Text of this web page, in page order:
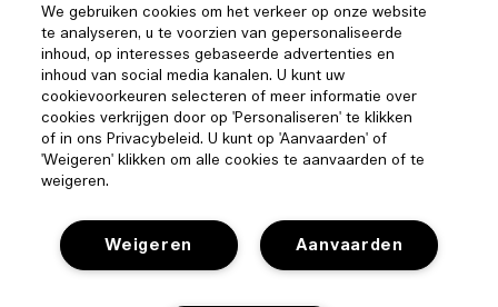
We gebruiken cookies om het verkeer op onze website
te analyseren, u te voorzien van gepersonaliseerde
inhoud, op interesses gebaseerde advertenties en
inhoud van social media kanalen. U kunt uw
cookievoorkeuren selecteren of meer informatie over
cookies verkrijgen door op 'Personaliseren' te klikken
of in ons Privacybeleid. U kunt op 'Aanvaarden' of
'Weigeren' klikken om alle cookies te aanvaarden of te
weigeren.
Aanvaarden
Weigeren